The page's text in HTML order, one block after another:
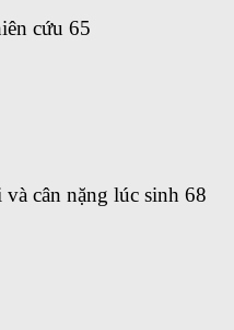
cứu 65
cân nặng lúc sinh 68